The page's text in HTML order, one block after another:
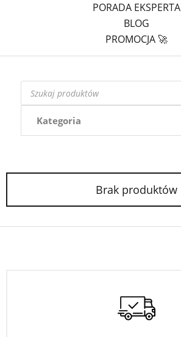
PORADA EKSPERTA
BLOG
PROMOCJA 🚀
Wyszukiwarka
produktów
Brak produktów